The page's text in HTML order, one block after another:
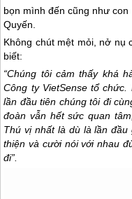
bọn mình đến cũng như
Quyến.
Không chút mệt mỏi, nở nụ
biết:
“Chúng tôi cảm thấy khá
Công ty VietSense tổ
lần đầu tiên chúng tôi đi
đoàn vẫn hết sức quan
Thú vị nhất là dù là lần
thiện và cười nói với nhau
đi”.